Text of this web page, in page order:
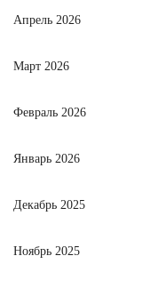
Апрель 2026
Март 2026
Февраль 2026
Январь 2026
Декабрь 2025
Ноябрь 2025